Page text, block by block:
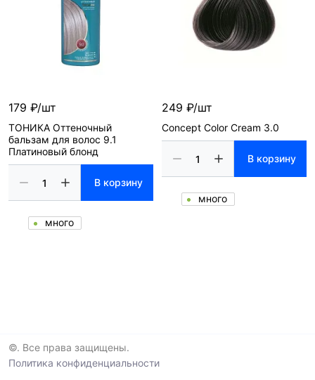
179 ₽/шт
ТОНИКА Оттеночный
бальзам для волос 9.1
Платиновый блонд
В корзину
много
249 ₽/шт
Concept Color Cream 3.0
В корзину
много
©. Все права защищены.
Политика конфиденциальности